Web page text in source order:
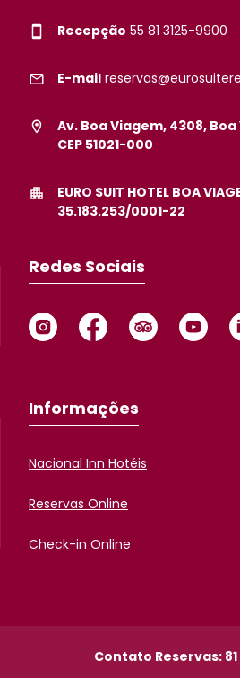
Recepção 55 81 3125-9900
E-mail
Av. Boa Viagem, 4308,
CEP 51021-000
EURO SUIT HOTEL BOA
35.183.253/0001-22
Redes Sociais
Informações
Nacional Inn Hotéis
Reservas Online
Check-in Online
Contato Reservas: 81